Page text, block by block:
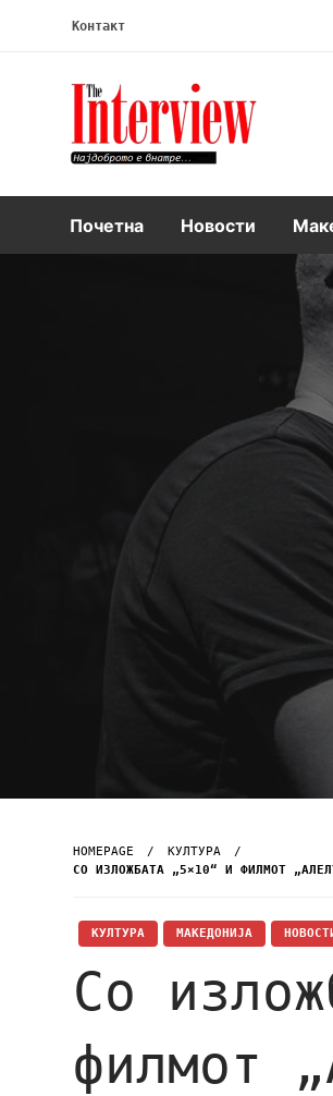
Контакт
Интервју
Почетна Новости
HOMEPAGE
КУЛТУРА
СО ИЗЛОЖБАТА „5×10“ И ФИЛМОТ
КУЛТУРА МАКЕДОНИЈА
Со
филмот